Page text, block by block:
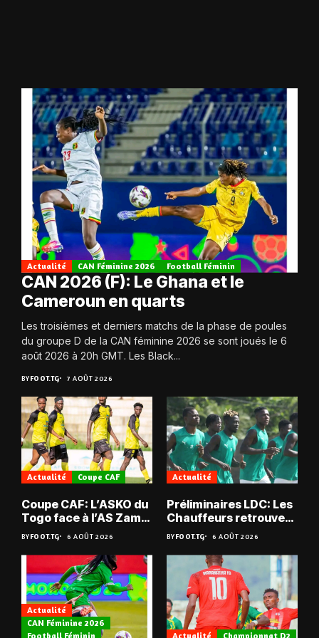
Actualité CAN Féminine 2026 Football Féminin
CAN 2026 (F): Le Ghana et le
Cameroun en quarts
Les troisièmes et derniers matchs de la phase de poules
du groupe D de la CAN féminine 2026 se sont joués le 6
août 2026 à 20h GMT. Les Black...
BYFOOT.TG 7 AOÛT 2026
Actualité Coupe CAF
Coupe CAF: L’ASKO du
Togo face à l’AS Zam
du Niger
BYFOOT.TG 6 AOÛT 2026
Actualité
Préliminaires LDC: Les
Chauffeurs retrouvent
les Mimos
BYFOOT.TG 6 AOÛT 2026
Actualité
CAN Féminine 2026
Football Féminin
Actualité Championnat D2